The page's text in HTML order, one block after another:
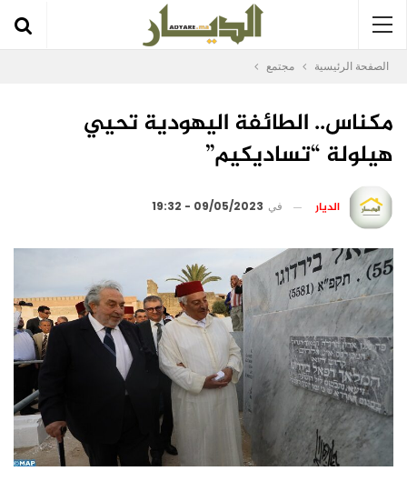
الصفحة الرئيسية مجتمع
مكناس.. الطائفة اليهودية تحيي
هيلولة “تساديكيم”
الديار في 09/05/2023 - 19:32